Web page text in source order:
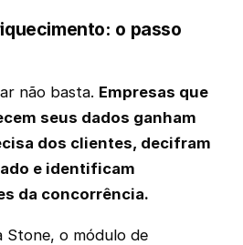
o passo
não basta. Empresas que
seus dados ganham
dos clientes, decifram
e identificam
da concorrência.
Stone, o módulo de